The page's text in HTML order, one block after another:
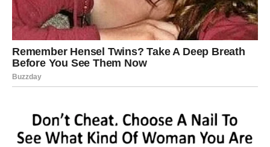
Vaga sada uči da ne žrtvuje svoj mir zbog tuđeg
zadovoljstva. Postavljate granice i birate odnose koji vas
hrane, a ne iscrpljuju.